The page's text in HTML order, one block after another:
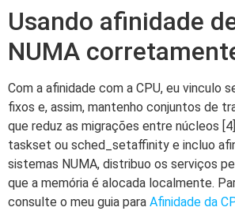
Usando afinidade
NUMA
Com a afinidade com a CPU, eu vinculo
fixos e, assim, mantenho conjuntos de
que reduz as migrações entre núcleos
taskset ou sched_setaffinity e incluo
sistemas NUMA, distribuo os serviços
que a memória é alocada localmente.
consulte o meu guia para Afinidade da